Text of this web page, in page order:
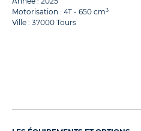
Motorisation : 4T - 650 cm3
Ville : 37000 Tours